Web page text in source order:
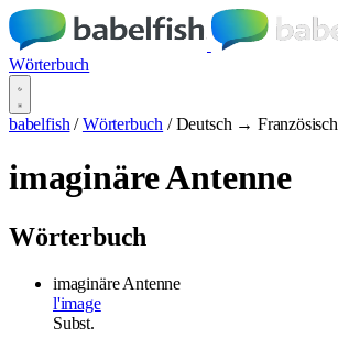
Wörterbuch
babelfish / Wörterbuch / Deutsch → Französisch
imaginäre Antenne
Wörterbuch
imaginäre Antenne
l'image
Subst.